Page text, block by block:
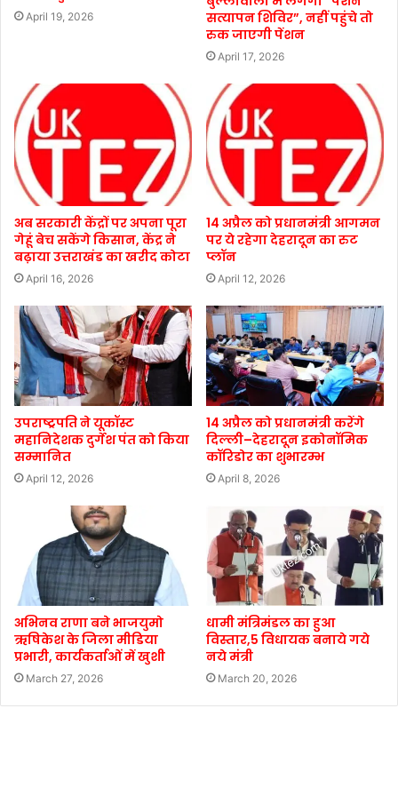
April 19, 2026
सत्यापन शिविर”, नहीं पहुंचे तो
रुक जाएगी पेंशन
April 17, 2026
अब सरकारी केंद्रों पर अपना पूरा
गेहूं बेच सकेंगे किसान, केंद्र ने
बढ़ाया उत्तराखंड का खरीद कोटा
April 16, 2026
14 अप्रैल को प्रधानमंत्री आगमन
पर ये रहेगा देहरादून का रुट
प्लॉन
April 12, 2026
उपराष्ट्रपति ने यूकॉस्ट
महानिदेशक दुर्गेश पंत को किया
सम्मानित
April 12, 2026
14 अप्रैल को प्रधानमंत्री करेंगे
दिल्ली–देहरादून इकोनॉमिक
कॉरिडोर का शुभारम्भ
April 8, 2026
अभिनव राणा बने भाजयुमो
ऋषिकेश के जिला मीडिया
प्रभारी, कार्यकर्ताओं में खुशी
March 27, 2026
धामी मंत्रिमंडल का हुआ
विस्तार,5 विधायक बनाये गये
नये मंत्री
March 20, 2026